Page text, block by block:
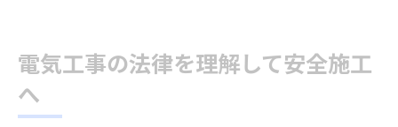
法
電気工事の法律を理解して安全施工
へ